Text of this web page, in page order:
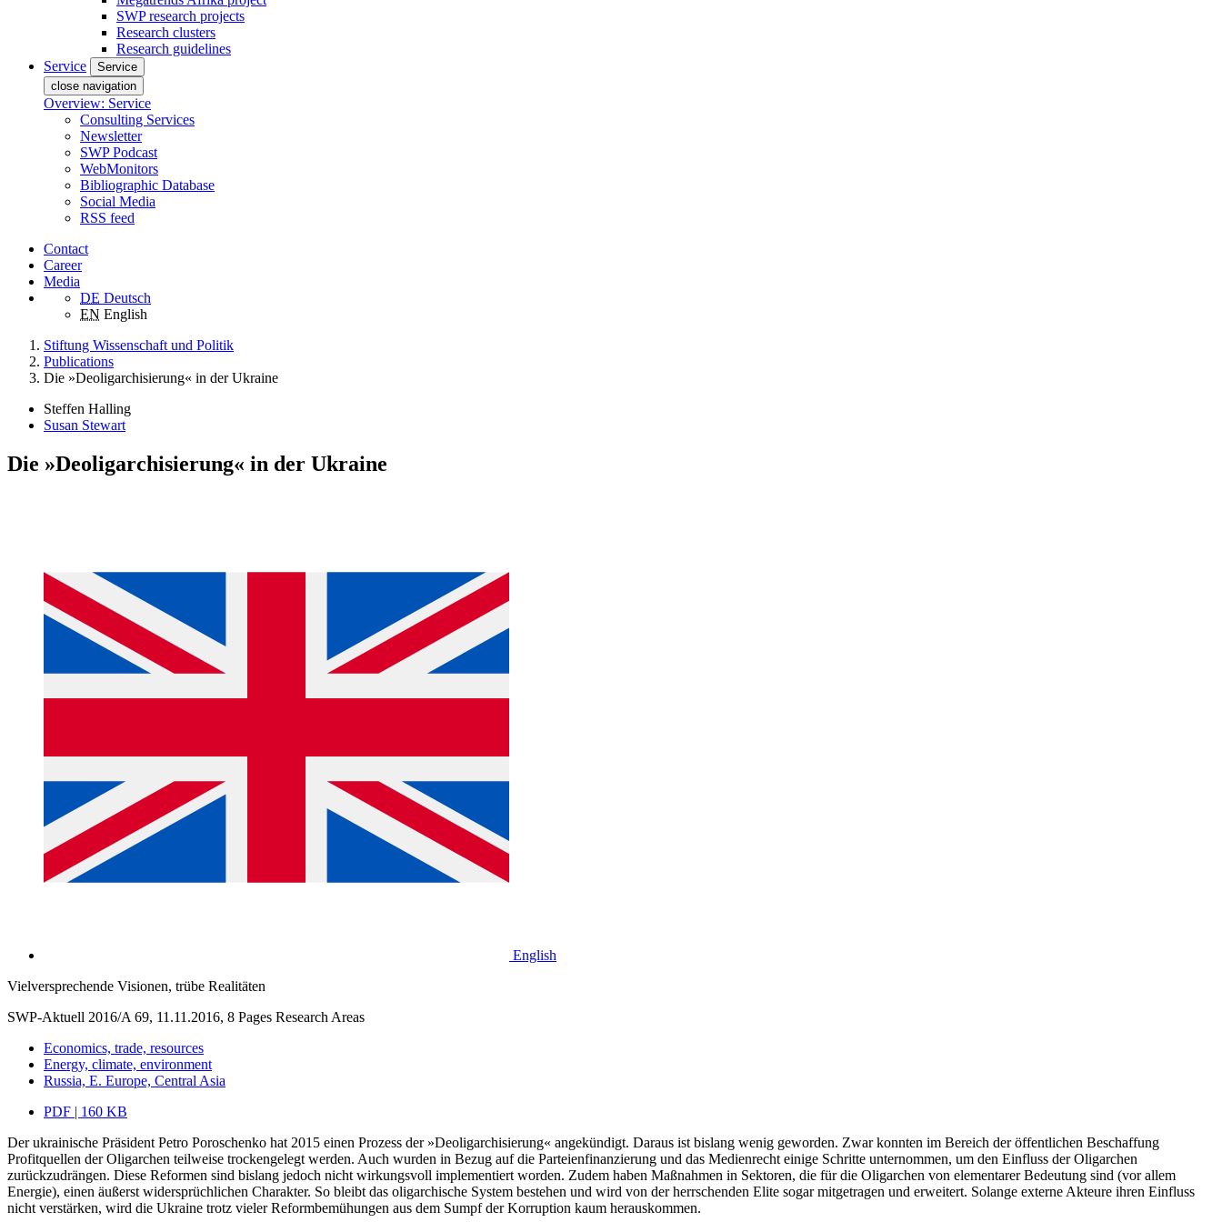
SWP research projects
Research clusters
Research guidelines
Service
Service
close navigation
Overview: Service
Consulting Services
Newsletter
SWP Podcast
WebMonitors
Bibliographic Database
Social Media
RSS feed
Contact
Career
Media
DE Deutsch
EN English
Stiftung Wissenschaft und Politik
Publications
Die »Deoligarchisierung« in der Ukraine
Steffen Halling
Susan Stewart
Die »Deoligarchisierung« in der Ukraine
English
Vielversprechende Visionen, trübe Realitäten
SWP-Aktuell 2016/A 69, 11.11.2016, 8 Pages Research Areas
Economics, trade, resources
Energy, climate, environment
Russia, E. Europe, Central Asia
PDF | 160 KB
Der ukrainische Präsident Petro Poroschenko hat 2015 einen Prozess der »Deoligarchisierung« angekündigt. Daraus ist bislang wenig geworden. Zwar konnten im Bereich der öffentlichen Beschaffung
Profitquellen der Oligarchen teilweise trockengelegt werden. Auch wurden in Bezug auf die Parteienfinanzierung und das Medienrecht einige Schritte unternommen, um den Einfluss der Oligarchen
zurückzudrängen. Diese Reformen sind bislang jedoch nicht wirkungsvoll implementiert worden. Zudem haben Maßnahmen in Sektoren, die für die Oligarchen von elementarer Bedeutung sind (vor allem
Energie), einen äußerst widersprüchlichen Charakter. So bleibt das oligarchische System bestehen und wird von der herrschenden Elite sogar mitgetragen und erweitert. Solange externe Akteure ihren Einfluss
nicht verstärken, wird die Ukraine trotz vieler Reformbemühungen aus dem Sumpf der Korruption kaum herauskommen.